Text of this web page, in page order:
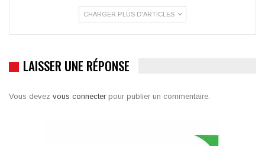
CHARGER PLUS D'ARTICLES
LAISSER UNE RÉPONSE
Vous devez vous connecter pour publier un commentaire.